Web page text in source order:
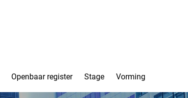
Openbaar register Stage Vorming